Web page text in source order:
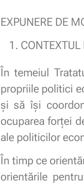
EXPUNERE DE
CONTEXTUL
În temeiul
propriile politici
și să își
ocuparea forței
ale politicilor
În timp ce
orientările